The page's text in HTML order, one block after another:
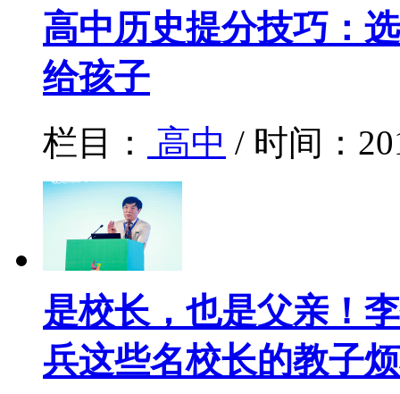
高中历史提分技巧：
给孩子
栏目： 高中 / 时间：
是校长，也是父亲！
兵这些名校长的教子